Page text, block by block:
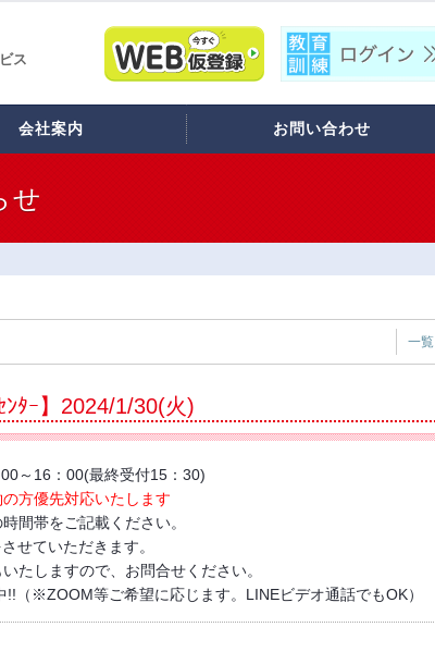
ス
会社案内 お問い合わせ
せ
チ〜
一覧
ﾀｰ】2024/1/30(火)
～16：00(最終受付15：30)
優先対応いたします
間帯をご記載ください。
せていただきます。
いたしますので、お問合せください。
!!（※ZOOM等ご希望に応じます。LINEビデオ通話でもOK）